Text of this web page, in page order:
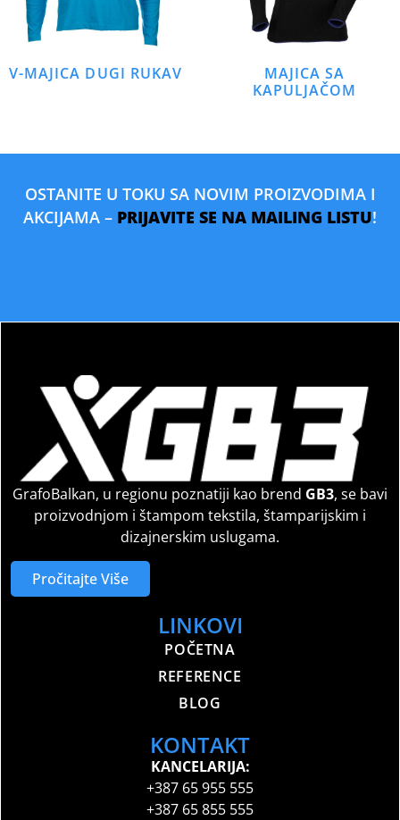
V-MAJICA DUGI RUKAV
MAJICA SA
KAPULJAČOM
OSTANITE U TOKU SA NOVIM PROIZVODIMA I
AKCIJAMA – PRIJAVITE SE NA MAILING LISTU!
GrafoBalkan, u regionu poznatiji kao brend GB3, se bavi
proizvodnjom i štampom tekstila, štamparijskim i
dizajnerskim uslugama.
Pročitajte Više
LINKOVI
POČETNA
REFERENCE
BLOG
KONTAKT
KANCELARIJA:
+387 65 955 555
+387 65 855 555